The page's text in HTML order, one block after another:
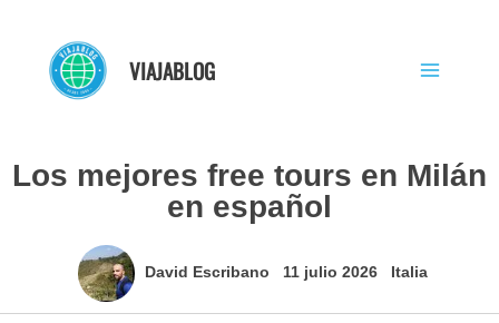
contenido
VIAJABLOG
Los mejores free tours en Milán
en español
David Escribano 11 julio 2026 Italia